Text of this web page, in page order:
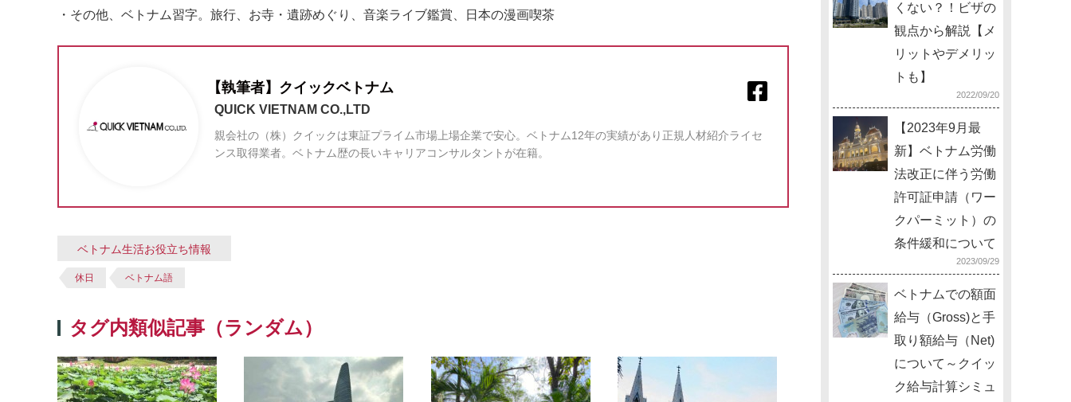
・その他、ベトナム習字。旅行、お寺・遺跡めぐり、音楽ライブ鑑賞、日本の漫画喫茶
【執筆者】クイックベトナム
QUICK VIETNAM CO.,LTD
親会社の（株）クイックは東証プライム市場上場企業で安心。ベトナム12年の実績があり正規人材紹介ライセ
ンス取得業者。ベトナム歴の長いキャリアコンサルタントが在籍。
ベトナム生活お役立ち情報
休日 ベトナム語
タグ内類似記事（ランダム）
くない？！ビザの
観点から解説【メ
リットやデメリッ
トも】
2022/09/20
【2023年9月最
新】ベトナム労働
法改正に伴う労働
許可証申請（ワー
クパーミット）の
条件緩和について
2023/09/29
ベトナムでの額面
給与（Gross)と手
取り額給与（Net)
について～クイッ
ク給与計算シミュ